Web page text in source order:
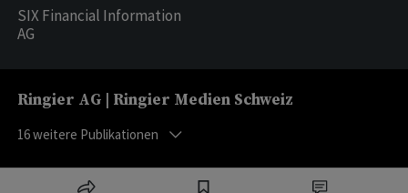
SIX Financial Information
AG
Ringier AG | Ringier Medien Schweiz
16weitere Publikationen